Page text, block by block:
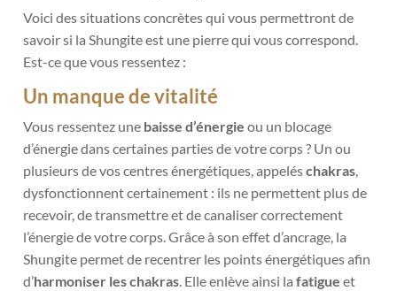
Voici des situations concrètes qui vous permettront de
savoir si la Shungite est une pierre qui vous correspond.
Est-ce que vous ressentez :
Un manque de vitalité
Vous ressentez une baisse d’énergie ou un blocage
d’énergie dans certaines parties de votre corps ? Un ou
plusieurs de vos centres énergétiques, appeléschakras,
dysfonctionnent certainement : ils ne permettent plus de
recevoir, de transmettre et de canaliser correctement
l’énergie de votre corps. Grâce à son effet d’ancrage, la
Shungite permet de recentrer les points énergétiques afin
d’harmoniser les chakras. Elle enlève ainsi lafatigueet